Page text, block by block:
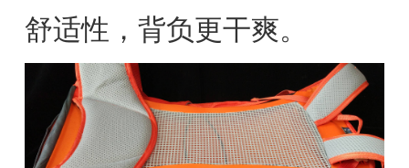
舒适性，背负更干爽。